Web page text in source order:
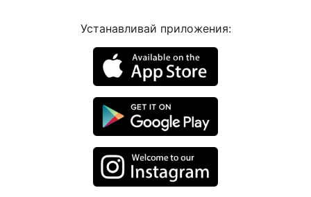
Устанавливай приложения: